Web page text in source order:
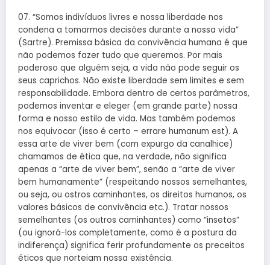
07. “Somos indivíduos livres e nossa liberdade nos
condena a tomarmos decisões durante a nossa vida”
(Sartre). Premissa básica da convivência humana é que
não podemos fazer tudo que queremos. Por mais
poderoso que alguém seja, a vida não pode seguir os
seus caprichos. Não existe liberdade sem limites e sem
responsabilidade. Embora dentro de certos parâmetros,
podemos inventar e eleger (em grande parte) nossa
forma e nosso estilo de vida. Mas também podemos
nos equivocar (isso é certo – errare humanum est). A
essa arte de viver bem (com expurgo da canalhice)
chamamos de ética que, na verdade, não significa
apenas a “arte de viver bem”, senão a “arte de viver
bem humanamente” (respeitando nossos semelhantes,
ou seja, ou ostros caminhantes, os direitos humanos, os
valores básicos de convivência etc.). Tratar nossos
semelhantes (os outros caminhantes) como “insetos”
(ou ignorá-los completamente, como é a postura da
indiferença) significa ferir profundamente os preceitos
éticos que norteiam nossa existência.